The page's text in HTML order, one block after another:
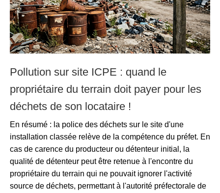
Pollution sur site ICPE : quand le
propriétaire du terrain doit payer pour les
déchets de son locataire !
En résumé : la police des déchets sur le site d'une
installation classée relève de la compétence du préfet. En
cas de carence du producteur ou détenteur initial, la
qualité de détenteur peut être retenue à l'encontre du
propriétaire du terrain qui ne pouvait ignorer l'activité
source de déchets, permettant à l'autorité préfectorale de